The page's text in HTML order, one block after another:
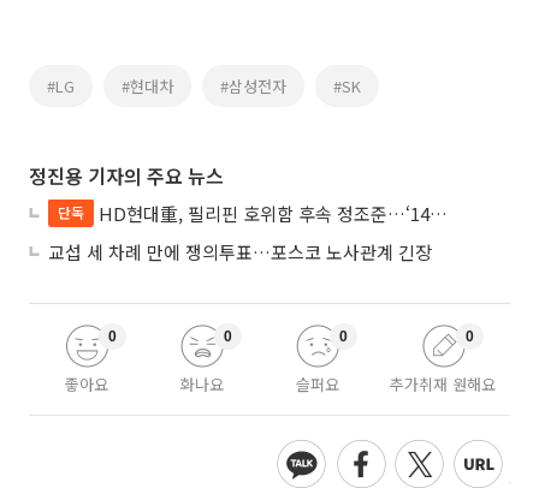
#LG #현대차 #삼성전자 #SK
정진용 기자의 주요 뉴스
단독
HD현대重, 필리핀 호위함 후속 정조준…‘14척+α’ 싹쓸이 노린다
교섭 세 차례 만에 쟁의투표…포스코 노사관계 긴장
좋아요
0
화나요
0
슬퍼요
0
추가취재 원해요
0